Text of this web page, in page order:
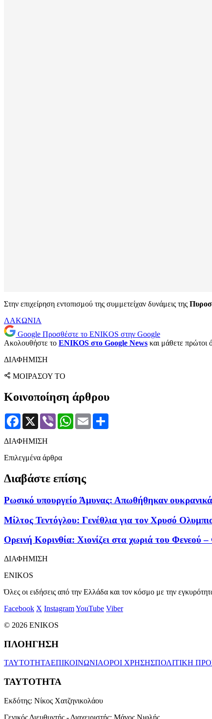
Στην επιχείρηση εντοπισμού της συμμετείχαν δυνάμεις της
ΛΑΚΩΝΙΑ
Google Προσθέστε το ENIKOS στην Google
Ακολουθήστε το ENIKOS στο Google News και μάθετε πρώτοι
ΔΙΑΦΗΜΙΣΗ
ΜΟΙΡΑΣΟΥ ΤΟ
Κοινοποίηση άρθρου
Facebook
X Viber WhatsApp
Email
ΔΙΑΦΗΜΙΣΗ
Επιλεγμένα άρθρα
Διαβάστε επίσης
Ρωσικό υπουργείο Άμυνας: Απωθήθηκαν ουκρανικά
Μίλτος Τεντόγλου: Γενέθλια για τον Χρυσό
Ορεινή Κορινθία: Χιονίζει στα χωριά του Φενεού
ΔΙΑΦΗΜΙΣΗ
ENIKOS
Όλες οι ειδήσεις από την Ελλάδα και τον κόσμο με την
Facebook X InstagramYouTube Viber
© 2026 ENIKOS
ΠΛΟΗΓΗΣΗ
ΤΑΥΤΟΤΗΤΑΕΠΙΚΟΙΝΩΝΙΑΟΡΟΙ ΧΡΗΣΗΣΠΟΛΙΤΙΚΗ
ΤΑΥΤΟΤΗΤΑ
Εκδότης: Νίκος Χατζηνικολάου
Γενικός Διευθυντής - Διαχειριστής: Μάνος Νιφλής